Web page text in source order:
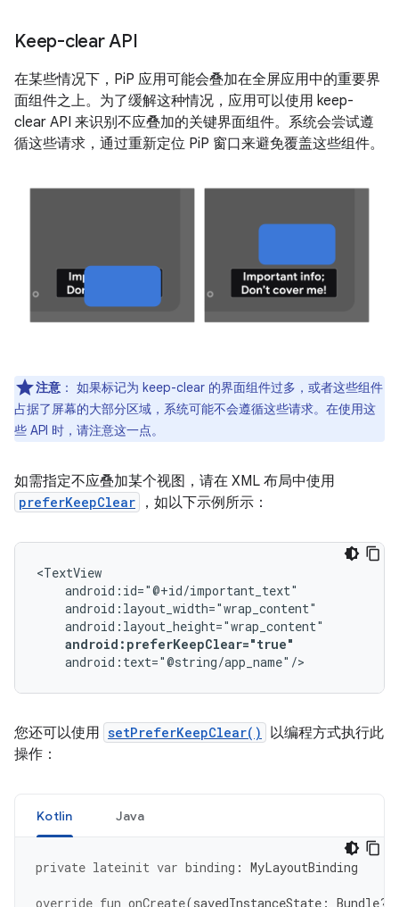
Keep-clear API
在某些情况下，PiP 应用可能会叠加在全屏应用中的重要界
面组件之上。为了缓解这种情况，应用可以使用 keep-
clear API 来识别不应叠加的关键界面组件。系统会尝试遵
循这些请求，通过重新定位 PiP 窗口来避免覆盖这些组件。
注意 ： 如果标记为 keep-clear 的界面组件过多，或者这些组件
占据了屏幕的大部分区域，系统可能不会遵循这些请求。在使用这
些 API 时，请注意这一点。
如需指定不应叠加某个视图，请在 XML 布局中使用
preferKeepClear ，如以下示例所示：
android:preferKeepClear="true"
您还可以使用 setPreferKeepClear()
以编程方式执行此
操作：
Kotlin Java
private lateinit var binding : MyLayoutBinding
override fun onCreate(savedInstanceState : Bundle?)